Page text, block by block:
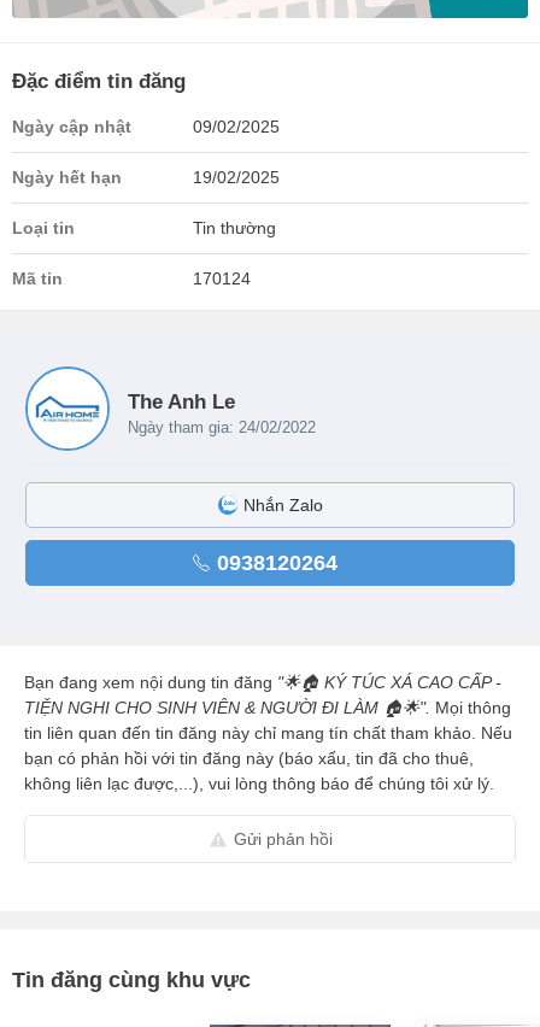
Đặc điểm tin đăng
Ngày cập nhật 09/02/2025
Ngày hết hạn 19/02/2025
Loại tin Tin thường
Mã tin 170124
The Anh Le
Ngày tham gia: 24/02/2022
Nhắn Zalo
0938120264
Bạn đang xem nội dung tin đăng "🌟🏠 KÝ TÚC XÁ CAO CẤP -
TIỆN NGHI CHO SINH VIÊN & NGƯỜI ĐI LÀM 🏠🌟". Mọi thông
tin liên quan đến tin đăng này chỉ mang tín chất tham khảo. Nếu
bạn có phản hồi với tin đăng này (báo xấu, tin đã cho thuê,
không liên lạc được,...), vui lòng thông báo để chúng tôi xử lý.
Gửi phản hồi
Tin đăng cùng khu vực